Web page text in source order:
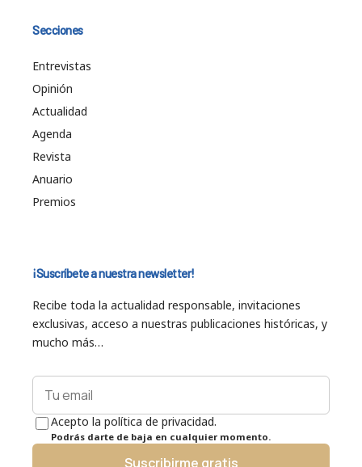
Secciones
Entrevistas
Opinión
Actualidad
Agenda
Revista
Anuario
Premios
¡Suscríbete a nuestra newsletter!
Recibe toda la actualidad responsable, invitaciones
exclusivas, acceso a nuestras publicaciones históricas, y
mucho más…
Acepto la política de privacidad.
Podrás darte de baja en cualquier momento.
Suscribirme gratis